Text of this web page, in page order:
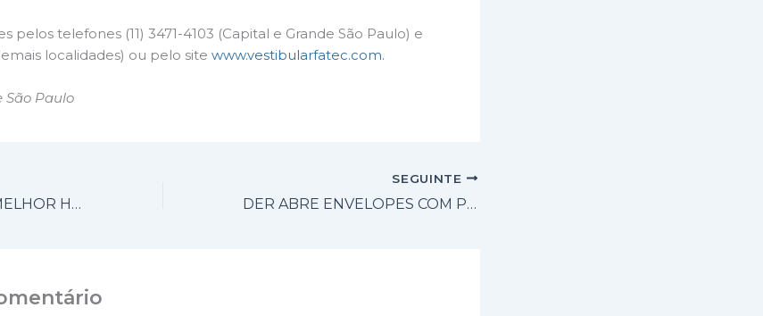
pelos telefones (11) 3471-4103 (Capital e Grande São Paulo) e
localidades) ou pelo site www.vestibularfatec.com.
São Paulo
ESTRADAS: VEJA O MELHOR HORÁRIO PARA VIAJAR NO FERIADO
SEGUINTE
DER ABRE ENVELOPES COM PROPOSTAS PARA RECUPERAÇÃO DA SP 270